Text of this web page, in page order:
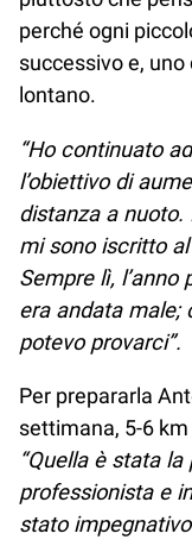
perché ogni
successivo e, uno
lontano.
“Ho continuato
l’obiettivo di
distanza a
mi sono iscritto al
Sempre lì,
era andata male;
potevo provarci”.
Per prepararla
settimana, 5-6
“Quella è stata
professionista e
stato